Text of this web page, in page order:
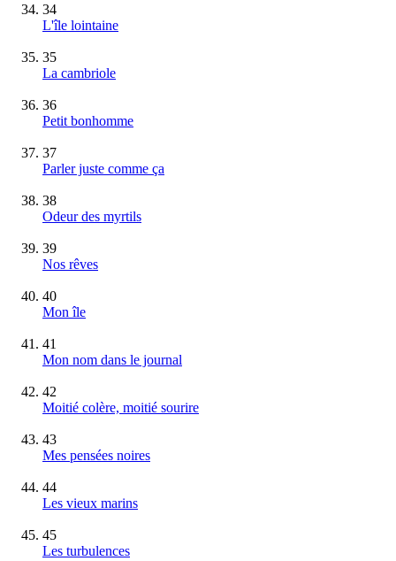
34
L'île lointaine
35
La cambriole
36
Petit bonhomme
37
Parler juste comme ça
38
Odeur des myrtils
39
Nos rêves
40
Mon île
41
Mon nom dans le journal
42
Moitié colère, moitié sourire
43
Mes pensées noires
44
Les vieux marins
45
Les turbulences